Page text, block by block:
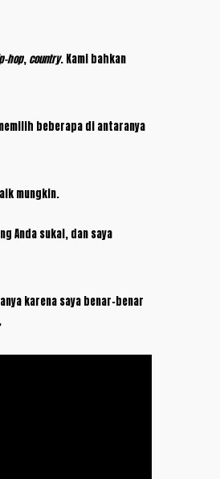
hop, country. Kami bahkan
beberapa di antaranya
mungkin.
Anda sukai, dan saya
karena saya benar-benar